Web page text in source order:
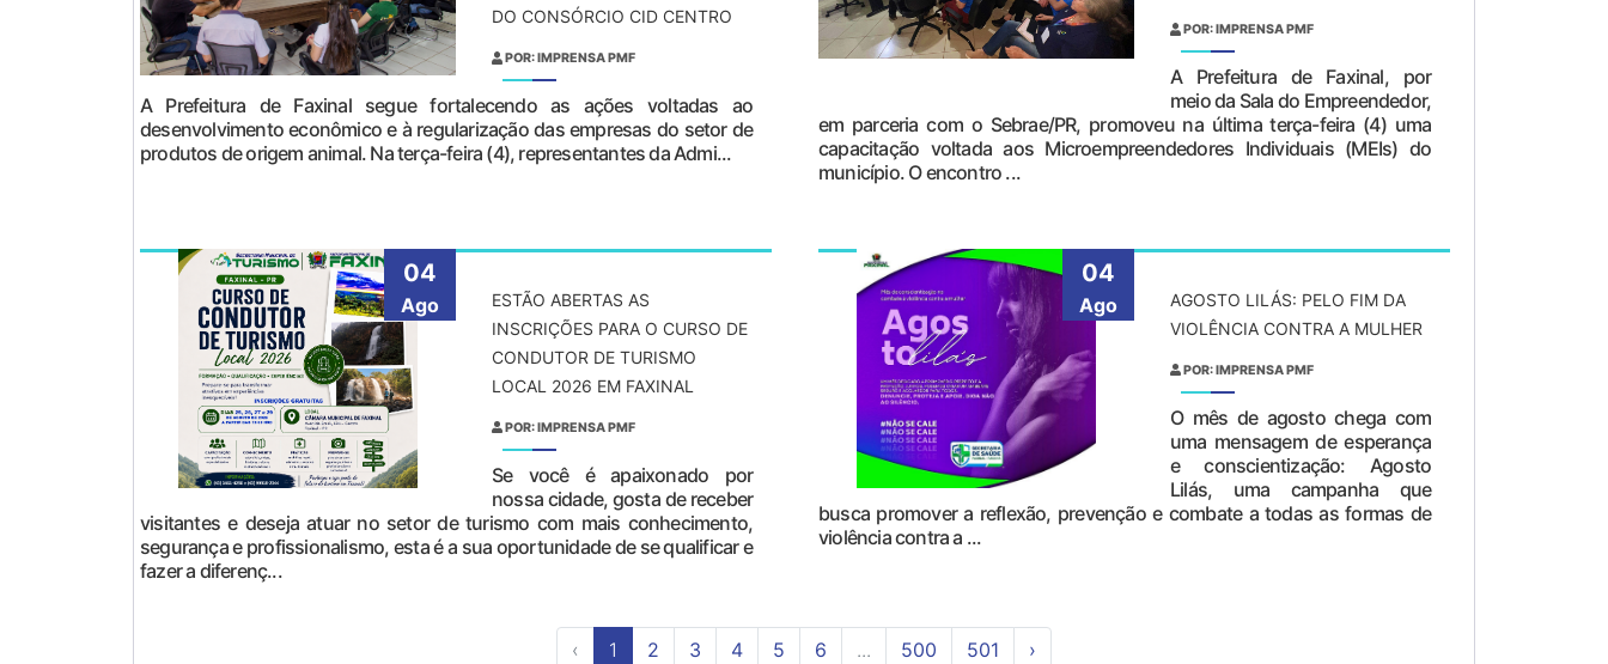
DO CONSÓRCIO CID CENTRO
POR: IMPRENSA PMF
A Prefeitura de Faxinal segue fortalecendo as ações voltadas ao
desenvolvimento econômico e à regularização das empresas do setor de
produtos de origem animal. Na terça-feira (4), representantes da Admi...
POR: IMPRENSA PMF
A Prefeitura de Faxinal, por
meio da Sala do Empreendedor,
em parceria com o Sebrae/PR, promoveu na última terça-feira (4) uma
capacitação voltada aos Microempreendedores Individuais (MEIs) do
município. O encontro ...
04
Ago
ESTÃO ABERTAS AS
INSCRIÇÕES PARA O CURSO DE
CONDUTOR DE TURISMO
LOCAL 2026 EM FAXINAL
POR: IMPRENSA PMF
Se você é apaixonado por
nossa cidade, gosta de receber
visitantes e deseja atuar no setor de turismo com mais conhecimento,
segurança e profissionalismo, esta é a sua oportunidade de se qualificar e
fazer a diferenç...
04
Ago
AGOSTO LILÁS: PELO FIM DA
VIOLÊNCIA CONTRA A MULHER
POR: IMPRENSA PMF
O mês de agosto chega com
uma mensagem de esperança
e conscientização: Agosto
Lilás, uma campanha que
busca promover a reflexão, prevenção e combate a todas as formas de
violência contra a ...
‹ 1 2 3 4 5 6 ... 500 501 ›